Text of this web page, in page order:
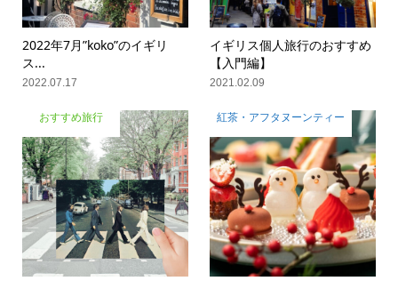
2022年7月”koko”のイギリ
ス...
2022.07.17
イギリス個人旅行のおすすめ
【入門編】
2021.02.09
おすすめ旅行 紅茶・アフタヌーンティー